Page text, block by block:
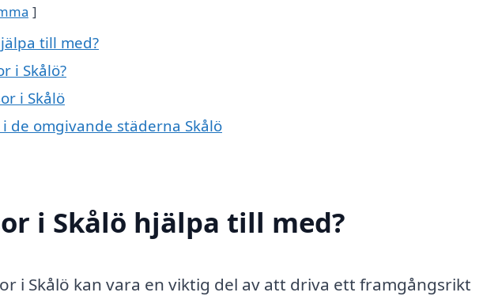
till med?
i Skålö?
i Skålö
de omgivande städerna Skålö
i Skålö hjälpa till med?
i Skålö kan vara en viktig del av att driva ett framgångsrikt